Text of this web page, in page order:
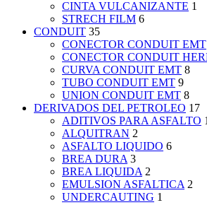
CINTA VULCANIZANTE 1
STRECH FILM 6
CONDUIT 35
CONECTOR CONDUIT EMT
CONECTOR CONDUIT
CURVA CONDUIT EMT 8
TUBO CONDUIT EMT 9
UNION CONDUIT EMT 8
DERIVADOS DEL PETROLEO 17
ADITIVOS PARA ASFALTO 1
ALQUITRAN 2
ASFALTO LIQUIDO 6
BREA DURA 3
BREA LIQUIDA 2
EMULSION ASFALTICA 2
UNDERCAUTING 1